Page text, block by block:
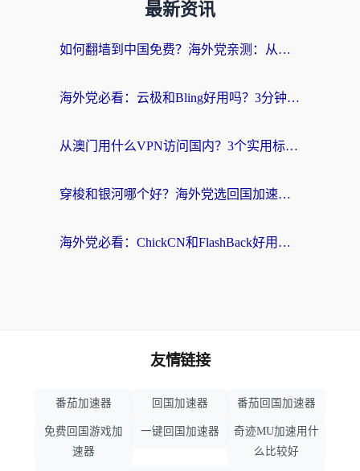
最新资讯
如何翻墙到中国免费？海外党亲测：从踩坑到选对加速器的全攻略
海外党必看：云极和Bling好用吗？3分钟教你选对回国加速器
从澳门用什么VPN访问国内？3个实用标准帮你避开坑，无缝刷剧听歌
穿梭和银河哪个好？海外党选回国加速器的避坑指南，附番茄加速器实测体验
海外党必看：ChickCN和FlashBack好用吗？3招教你选对回国加速器（附云极、HomeCN、斧牛vs艾果对比）
友情链接
番茄加速器 回国加速器 番茄回国加速器
免费回国游戏加
速器
一键回国加速器
奇迹MU加速用什
么比较好